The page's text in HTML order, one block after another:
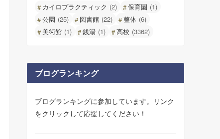
カイロプラクティック (2) 保育園 (1)
公園 (25) 図書館 (22) 整体 (6)
美術館 (1) 銭湯 (1) 高校 (3362)
ブログランキング
ブログランキングに参加しています。リンク
をクリックして応援してください！